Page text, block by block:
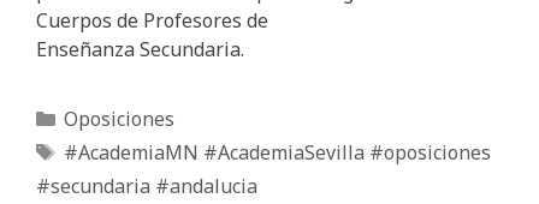
Cuerpos de Profesores de
Enseñanza Secundaria.
Oposiciones
#AcademiaMN #AcademiaSevilla #oposiciones
#secundaria #andalucia